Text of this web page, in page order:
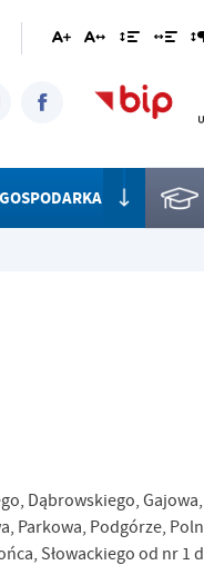
GOSPODARKA
Dąbrowskiego, Gajowa,
Parkowa, Podgórze,
Słowackiego od nr 1